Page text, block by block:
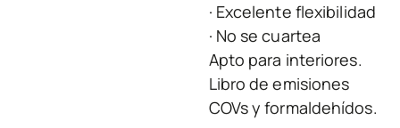
· Excelente flexibilidad
· No se cuartea
Apto para interiores.
Libro de emisiones
COVs y formaldehídos.